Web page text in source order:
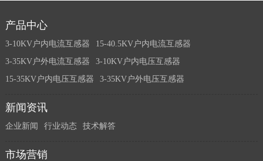
产品中心
3-10KV户内电流互感器
15-40.5KV户内电流互感器
3-35KV户外电流互感器
3-10KV户内电压互感器
15-35KV户内电压互感器
3-35KV户外电压互感器
新闻资讯
企业新闻 行业动态 技术解答
市场营销